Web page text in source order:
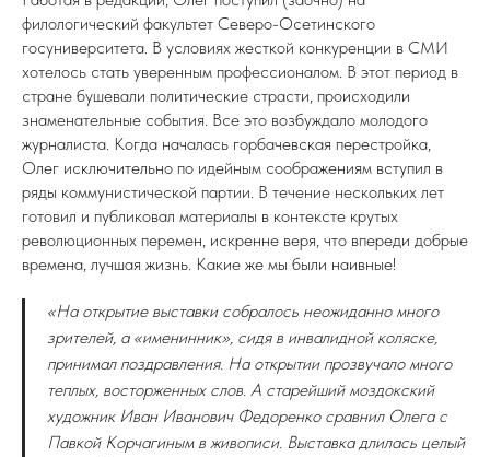
филологический факультет Северо-Осетинского
госуниверситета. В условиях жесткой конкуренции в СМИ
хотелось стать уверенным профессионалом. В этот период в
стране бушевали политические страсти, происходили
знаменательные события. Все это возбуждало молодого
журналиста. Когда началась горбачевская перестройка,
Олег исключительно по идейным соображениям вступил в
ряды коммунистической партии. В течение нескольких лет
готовил и публиковал материалы в контексте крутых
революционных перемен, искренне веря, что впереди добрые
времена, лучшая жизнь. Какие же мы были наивные!
«На открытие выставки собралось неожиданно много
зрителей, а «именинник», сидя в инвалидной коляске,
принимал поздравления. На открытии прозвучало много
теплых, восторженных слов. А старейший моздокский
художник Иван Иванович Федоренко сравнил Олега с
Павкой Корчагиным в живописи. Выставка длилась целый